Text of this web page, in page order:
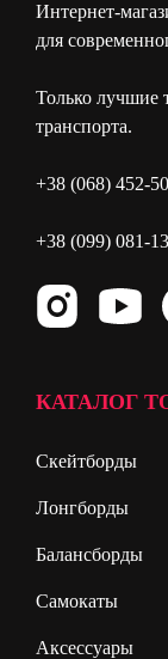
Интернет-
для
Только лучшие
транспорта.
+38 (068) 452-
+38 (099) 081-
КАТАЛОГ
Скейтборды
Лонгборды
Балансборды
Самокаты
Аксессуары